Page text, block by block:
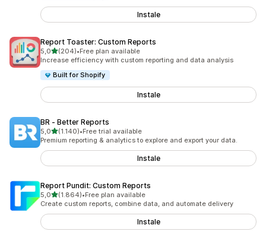
Instale
Report Toaster: Custom Reports
5,0de 5 estrelas
(204)
204 total de avaliações
•Free plan available
Increase efficiency with custom reporting and data analysis
Built for Shopify
Instale
BR ‑ Better Reports
5,0de 5 estrelas
(1.140)
1140 total de avaliações
•Free trial available
Premium reporting & analytics to explore and export your data.
Instale
Report Pundit: Custom Reports
5,0de 5 estrelas
(1.864)
1864 total de avaliações
•Free plan available
Create custom reports, combine data, and automate delivery
Instale